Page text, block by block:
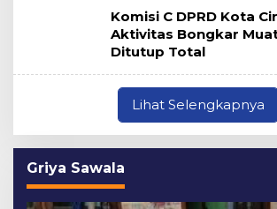
Komisi C DPRD Kota
Aktivitas Bongkar
Ditutup Total
Lihat Selengkapnya
Griya Sawala